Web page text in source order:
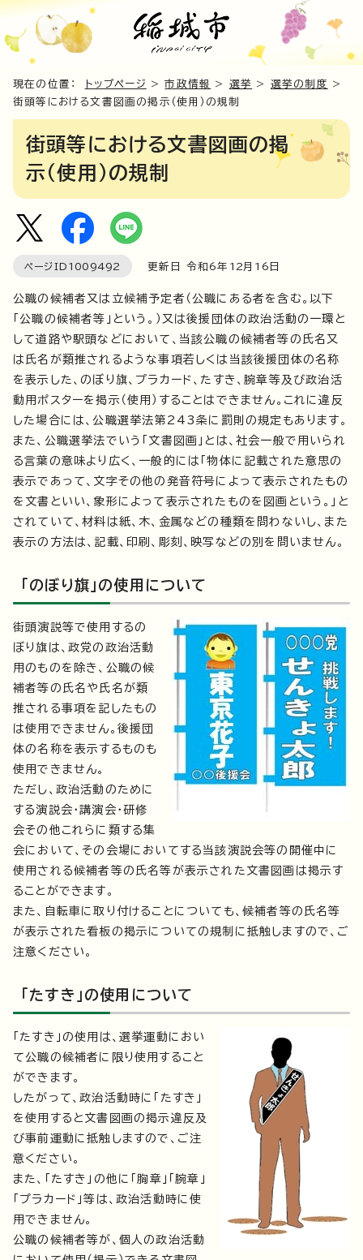
現在の位置： トップページ >市政情報 > 選挙 > 選挙の制度
>
街頭等における文書図画の掲示（使用）の規制
街頭等における文書図画の掲
示（使用）の規制
ページID 1009492 更新日 令和6年 12月 16 日
公職の候補者又は立候補予定者（公職にある者を含む。以下
「公職の候補者等」という。）又は後援団体の政治活動の一環と
して道路や駅頭などにおいて、当該公職の候補者等の氏名又
は氏名が類推されるような事項若しくは当該後援団体の名称
を表示した、のぼり旗、プラカード、たすき、腕章等及び政治活
動用ポスターを掲示（使用）することはできません。これに違反
した場合には、公職選挙法第243条に罰則の規定もあります。
また、公職選挙法でいう「文書図画」とは、社会一般で用いられ
る言葉の意味より広く、一般的には「物体に記載された意思の
表示であって、文字その他の発音符号によって表示されたもの
を文書といい、象形によって表示されたものを図画という。」と
されていて、材料は紙、木、金属などの種類を問わないし、また
表示の方法は、記載、印刷、彫刻、映写などの別を問いません。
「のぼり旗」の使用について
街頭演説等で使用するの
ぼり旗は、政党の政治活動
用のものを除き、公職の候
補者等の氏名や氏名が類
推される事項を記したもの
は使用できません。後援団
体の名称を表示するものも
使用できません。
ただし、政治活動のために
する演説会・講演会・研修
会その他これらに類する集
会において、その会場においてする当該演説会等の開催中に
使用される候補者等の氏名等が表示された文書図画は掲示す
ることができます。
また、自転車に取り付けることについても、候補者等の氏名等
が表示された看板の掲示についての規制に抵触しますので、ご
注意ください。
「たすき」の使用について
「たすき」の使用は、選挙運動におい
て公職の候補者に限り使用すること
ができます。
したがって、政治活動時に「たすき」
を使用すると文書図画の掲示違反及
び事前運動に抵触しますので、ご注
意ください。
また、「たすき」の他に「胸章」「腕章」
「プラカード」等は、政治活動時に使
用できません。
公職の候補者等が、個人の政治活動